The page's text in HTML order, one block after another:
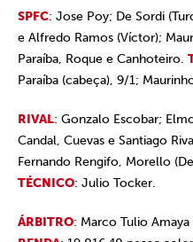
SPFC: Jose Poy; De Sordi
e Alfredo Ramos (Víctor);
Paraíba, Roque e Canhoteiro.
Paraíba (cabeça), 9/1;
RIVAL: Gonzalo Escobar;
Candal, Cuevas e Santiago
Fernando Rengifo, Morello
TÉCNICO: Julio Tocker.
ÁRBITRO: Marco Tulio